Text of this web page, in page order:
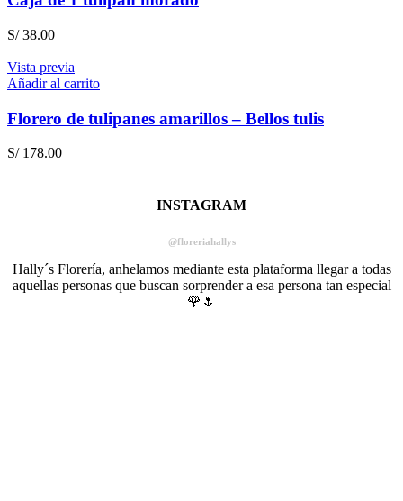
S/38.00
Vista previa
Añadir al carrito
Florero de tulipanes amarillos – Bellos tulis
S/178.00
INSTAGRAM
@floreriahallys
Hally´s Florería, anhelamos mediante esta plataforma llegar a todas
aquellas personas que buscan sorprender a esa persona tan especial
🌹🌷